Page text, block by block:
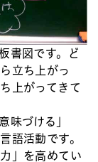
書図です。ど
立ち上がっ
上がってきて
味づける」
語活動です。
」を高めてい